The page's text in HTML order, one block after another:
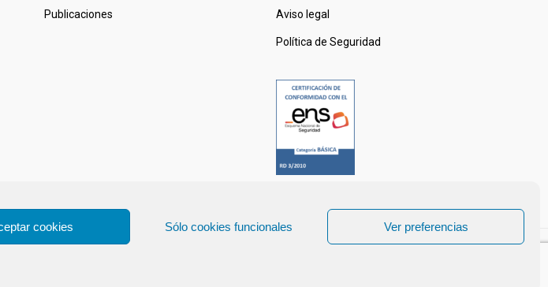
cookies Sólo cookies funcionales Ver preferencias
Publicaciones Aviso legal
Política de Seguridad